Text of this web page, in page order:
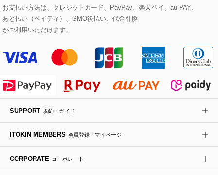
eur3
Maison de CINQ
MK MICHEL KLEIN BAG
re:edition project 165
セットアップワンピース
ステンカラーコート
ライダースジャケット
デニムジャケット
ダウンジャケット・コート
その他のコート・ブルゾン
ヘアアクセサリー
ハンカチ・バンダナ
手袋
チャーム・ストラップ
ブローチ・コサージュ
ボストンバッグ
バックパック・リュック
ボディバッグ・メッセンジャーバッグ
トラベルバッグ
ビジネスバッグ
その他のバッグ
スニーカー
フラットシューズ
ローファー
ドレスシューズ
サンダル・ミュール
その他のシューズ
ローズ
カサブランカ・カラー
ラナンキュラス
ポプリアレンジ＆フレグランス
その他のアートフラワー
お支払い方法は、クレジットカード、PayPay、楽天ペイ、au PAY、
あと払い（ペイディ）、GMO後払い、代金引換
がご利用いただけます。
SUPPORT 規約・ガイド
ITOKIN MEMBERS 会員登録・マイページ
CORPORATE コーポレート